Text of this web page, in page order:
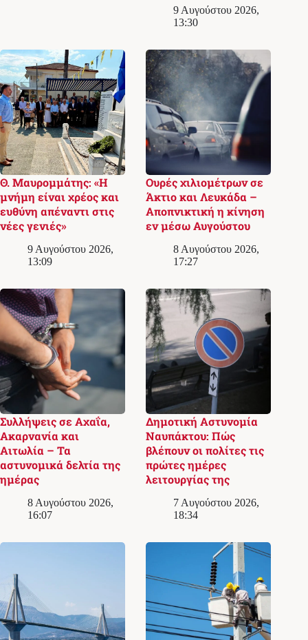
9 Αυγούστου 2026,
13:30
Θ. Μαυρομμάτης: «Η
μνήμη είναι χρέος και
ευθύνη απέναντι στις
νέες γενιές»
9 Αυγούστου 2026,
13:09
Ουρές χιλιομέτρων σε
Άκτιο και Λευκάδα –
Αποπνικτική η κίνηση
εν μέσω Αυγούστου
8 Αυγούστου 2026,
17:27
Συλλήψεις σε Αχαΐα,
Ακαρνανία και
Αιτωλία – Τα
αστυνομικά δελτία της
ημέρας
8 Αυγούστου 2026,
16:07
Δημοτική Αστυνομία
Ναυπάκτου: Πώς
βλέπουν οι πολίτες τις
πρώτες ημέρες
λειτουργίας της
7 Αυγούστου 2026,
18:34